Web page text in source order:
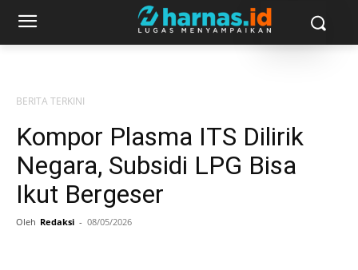
BERITA TERKINI
Kompor Plasma ITS Dilirik
Negara, Subsidi LPG Bisa
Ikut Bergeser
Oleh Redaksi - 08/05/2026